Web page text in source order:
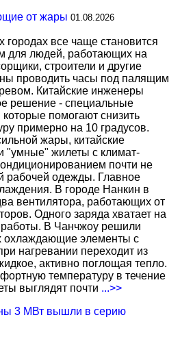
от жары 01.08.2026
все чаще становится
для людей, работающих на
строители и другие
проводить часы под палящим
Китайские инженеры
решение - специальные
помогают снизить
примерно на 10 градусов.
жары, китайские
"умные" жилеты с климат-
почти не
рабочей одежды. Главное
В городе Нанкин в
вентилятора, работающих от
Одного заряда хватает на
В Чанчжоу решили
охлаждающие элементы с
нагревании переходит из
активно поглощая тепло.
температуру в течение
выглядят почти ...>>
3 МВт вышли в серию